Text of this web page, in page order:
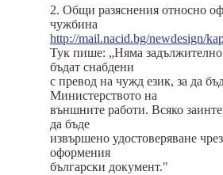
2. Общи разяснения относно
чужбина
http://mail.nacid.bg/newdesign/
Тук пише: „Няма задължително
бъдат снабдени
с превод на чужд език, за да
Министерството на
външните работи. Всяко
да бъде
извършено удостоверяване
оформения
български документ."